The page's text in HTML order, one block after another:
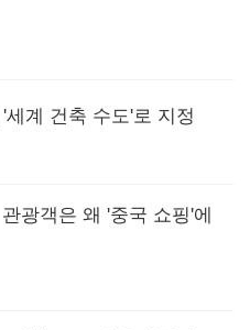
계 건축 수도'로 지정
광객은 왜 '중국 쇼핑'에